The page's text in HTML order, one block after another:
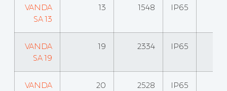
VANDA
SA 13
13 1548 IP65
VANDA
SA 19
19 2334 IP65
VANDA
20 2528 IP65